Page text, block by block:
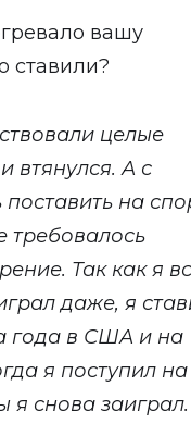
вашу
ставили?
целые
втянулся. А с
на
требовалось
Так как я
даже, я
года в США и на
я поступил на
я снова заиграл.